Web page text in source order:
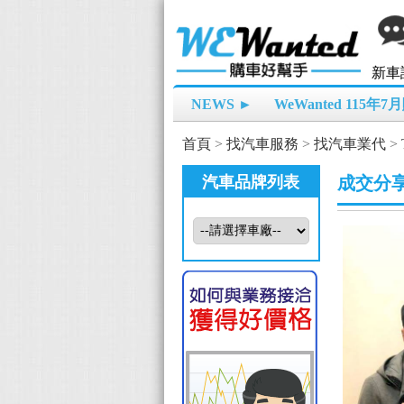
新車
NEWS ► WeWanted 115年7
首頁 > 找汽車服務 > 找汽車業代 >
汽車品牌列表 成交分